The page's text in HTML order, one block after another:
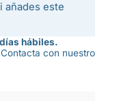
añades este
hábiles.
con nuestro